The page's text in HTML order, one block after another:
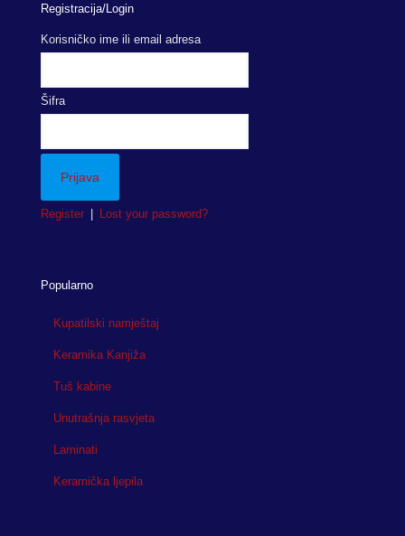
Registracija/Login
Korisničko ime ili email adresa
Šifra
Register | Lost your password?
Popularno
Kupatilski namještaj
Keramika Kanjiža
Tuš kabine
Unutrašnja rasvjeta
Laminati
Keramička ljepila